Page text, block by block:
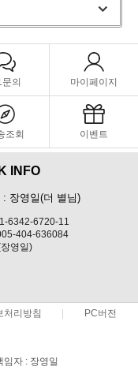
문의 마이페이지
조회 이벤트
INFO
: 장영일(더 별님)
6342-6720-11
404-636084
영일)
처리방침 PC버전
자 : 장영일